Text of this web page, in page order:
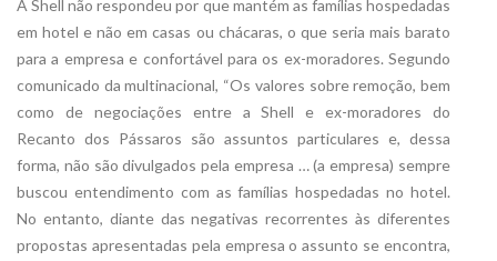
A Shell não respondeu por que mantém as famílias hospedadas
em hotel e não em casas ou chácaras, o que seria mais barato
para a empresa e confortável para os ex-moradores. Segundo
comunicado da multinacional, “Os valores sobre remoção, bem
como de negociações entre a Shell e ex-moradores do
Recanto dos Pássaros são assuntos particulares e, dessa
forma, não são divulgados pela empresa … (a empresa) sempre
buscou entendimento com as famílias hospedadas no hotel.
No entanto, diante das negativas recorrentes às diferentes
propostas apresentadas pela empresa o assunto se encontra,